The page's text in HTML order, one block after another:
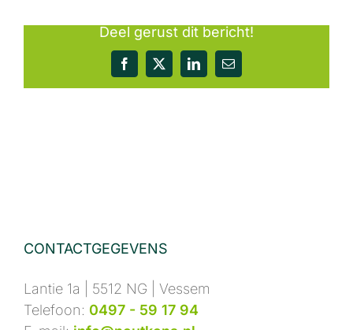
Deel gerust dit bericht!
Facebook
X LinkedIn
E-
mail
CONTACTGEGEVENS
Lantie 1a | 5512 NG | Vessem
Telefoon: 0497 - 59 17 94